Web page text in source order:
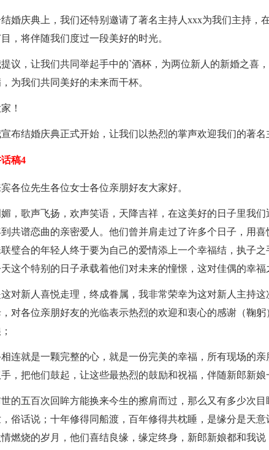
婚庆典上，我们还特别邀请了著名主持人xxx为我们主持，
，将伴随我们度过一段美好的时光。
议，让我们共同举起手中的`酒杯，为两位新人的新婚之喜
为我们共同美好的未来而干杯。
！
布结婚庆典正式开始，让我们以热烈的掌声欢迎我们的著名
稿4
各位先生各位女士各位亲朋好友大家好。
，歌声飞扬，欢声笑语，天降吉祥，在这美好的日子里我们
共谱恋曲的亲密爱人。他们曾并肩走过了许多个日子，用喜
璧合的年轻人终于要为自己的爱情添上一个幸福结，执子
天这个特别的日子承载着他们对未来的憧憬，这对佳偶的幸
对新人喜悦走理，终成眷属，我非常荣幸为这对新人主持这
对各位亲朋好友的光临表示热烈的欢迎和衷心的感谢（鞠
连就是一颗完整的心，就是一份完美的幸福，所有现场的
，把他们鼓起，让这些最热烈的鼓励和祝福，伴随新郎新娘
的五百次回眸方能换来今生的擦肩而过，那么又有多少次
俗话说；十年修得同船渡，百年修得共枕睡，是缘分是天
燃烧的岁月，他们喜结良缘，缘定终身，新郎新娘都和我